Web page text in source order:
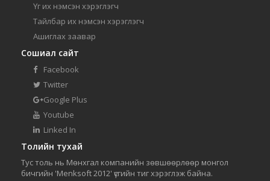
Үг их нэмсэн хэрэглэгч
Тайлбар их нэмсэн хэрэглэгч
Ашиглах заавар
Сошиал сайт
Facebook
Twitter
Google Plus
Youtube
Linked In
Толийн тухай
Тус толь нь Мөнхгал компанийн зөвшөөрлөөр монгол
бичгийн 'Menksoft 2012' үсгийн тиг хэрэглэж байна.